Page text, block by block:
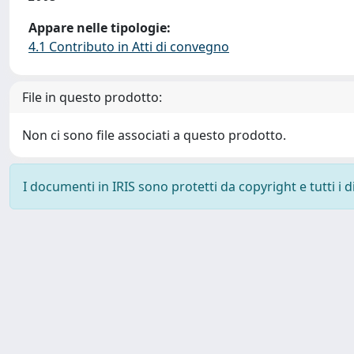
Appare nelle tipologie:
4.1 Contributo in Atti di convegno
File in questo prodotto:
Non ci sono file associati a questo prodotto.
I documenti in IRIS sono protetti da copyright e tutti i